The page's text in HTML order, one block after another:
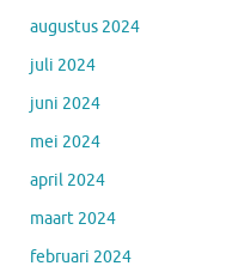
augustus 2024
juli 2024
juni 2024
mei 2024
april 2024
maart 2024
februari 2024